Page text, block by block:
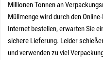
Millionen Tonnen an
Müllmenge wird durch den
Internet bestellen, erwarten Sie
sichere Lieferung. Leider
und verwenden zu viel